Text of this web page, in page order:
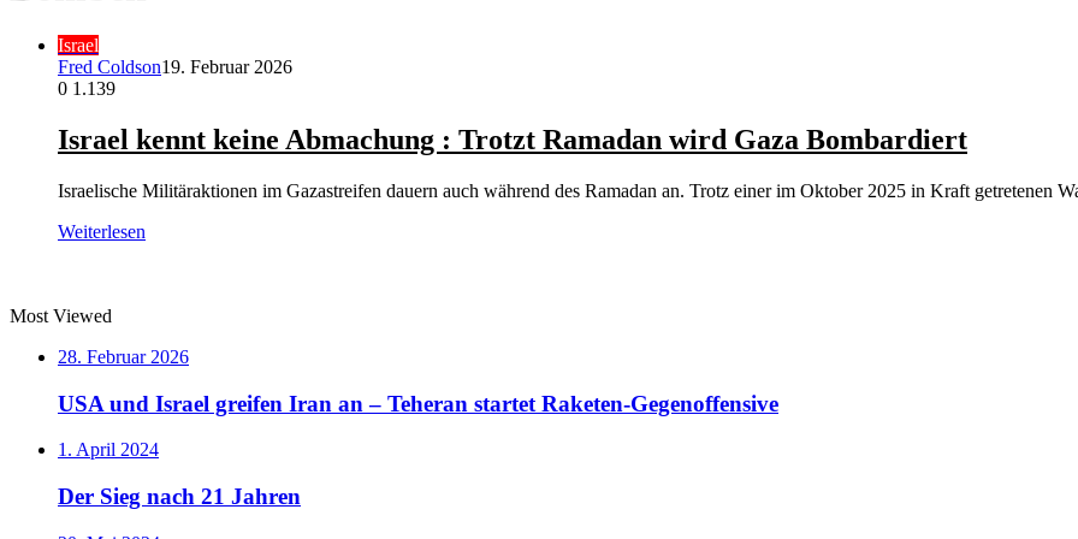
Israel
Fred Coldson19. Februar 2026
0 1.139
Israel kennt keine Abmachung : Trotzt Ramadan wird Gaza Bombardiert
Israelische Militäraktionen im Gazastreifen dauern auch während des Ramadan an. Trotz einer im Oktober 2025 in Kraft getretenen
Weiterlesen
Most Viewed
28. Februar 2026
USA und Israel greifen Iran an – Teheran startet Raketen-Gegenoffensive
1. April 2024
Der Sieg nach 21 Jahren